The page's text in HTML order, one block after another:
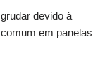
devido à
em panelas